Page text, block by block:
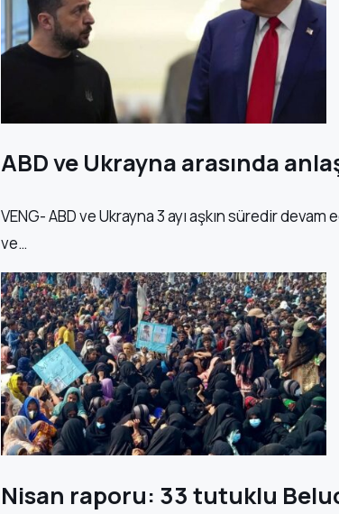
ABD ve Ukrayna arasında
VENG- ABD ve Ukrayna 3 ayı aşkın süredir
ve…
Nisan raporu: 33 tutuklu